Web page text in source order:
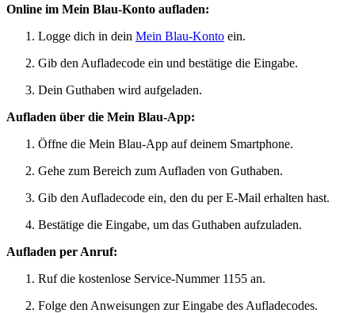
Online im Mein Blau-Konto aufladen:
Logge dich in dein Mein Blau-Konto ein.
Gib den Aufladecode ein und bestätige die Eingabe.
Dein Guthaben wird aufgeladen.
Aufladen über die Mein Blau-App:
Öffne die Mein Blau-App auf deinem Smartphone.
Gehe zum Bereich zum Aufladen von Guthaben.
Gib den Aufladecode ein, den du per E-Mail erhalten hast.
Bestätige die Eingabe, um das Guthaben aufzuladen.
Aufladen per Anruf:
Ruf die kostenlose Service-Nummer 1155 an.
Folge den Anweisungen zur Eingabe des Aufladecodes.